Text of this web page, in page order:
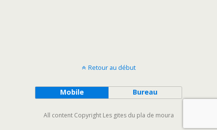
Retour au début
Mobile Bureau
All content Copyright Les gites du pla de moura